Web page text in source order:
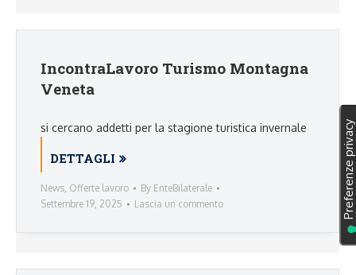
IncontraLavoro Turismo Montagna
Veneta
si cercano addetti per la stagione turistica invernale
DETTAGLI
News, Offerte lavoro By EnteBilaterale
Settembre 19, 2025
Lascia un commento